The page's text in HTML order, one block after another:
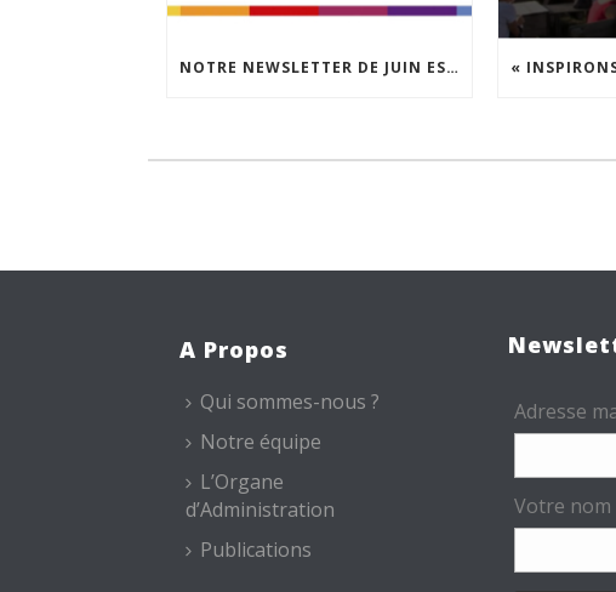
NOTRE NEWSLETTER DE JUIN EST EN LIGNE !
A Propos
Qui sommes-nous ?
Notre équipe
L’Organe
d’Administration
Publications
Adresse
Votre nom